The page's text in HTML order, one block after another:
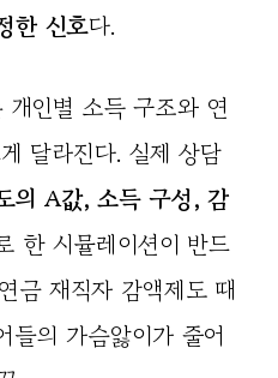
한 신호다.
인별 소득 구조와 연
달라진다. 실제 상담
의 A값, 소득 구성, 감
한 시뮬레이션이 반드
금 재직자 감액제도 때
들의 가슴앓이가 줄어